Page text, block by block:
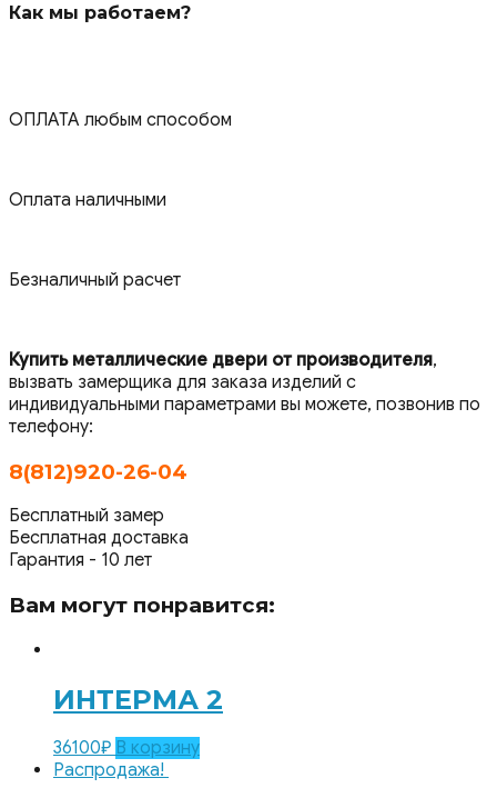
Как мы работаем?
ОПЛАТА любым способом
Оплата наличными
Безналичный расчет
Купить металлические двери от производителя,
вызвать замерщика для заказа изделий с
индивидуальными параметрами вы можете, позвонив по
телефону:
8(812)920-26-04
Бесплатный замер
Бесплатная доставка
Гарантия - 10 лет
Вам могут понравится:
ИНТЕРМА 2
36100₽ В корзину
Распродажа!